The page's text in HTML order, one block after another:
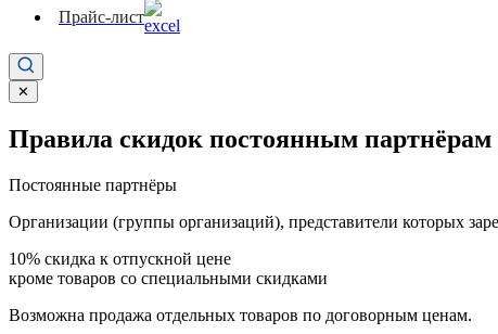
Прайс-лист
✕
Правила скидок постоянным партнёрам
Постоянные партнёры
Организации (группы организаций), представители которых
10% скидка к отпускной цене
кроме товаров со специальными скидками
Возможна продажа отдельных товаров по договорным ценам.